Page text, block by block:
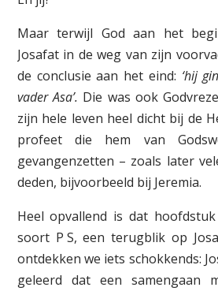
Maar terwijl God aan het
Josafat in de weg van zijn
de conclusie aan het eind: ‘hij
vader Asa’. Die was ook
zijn hele leven heel dicht bij de
profeet die hem van
gevangenzetten – zoals later
deden, bijvoorbeeld bij Jeremia.
Heel opvallend is dat
soort P S, een terugblik op
ontdekken we iets schokkends:
geleerd dat een samengaan